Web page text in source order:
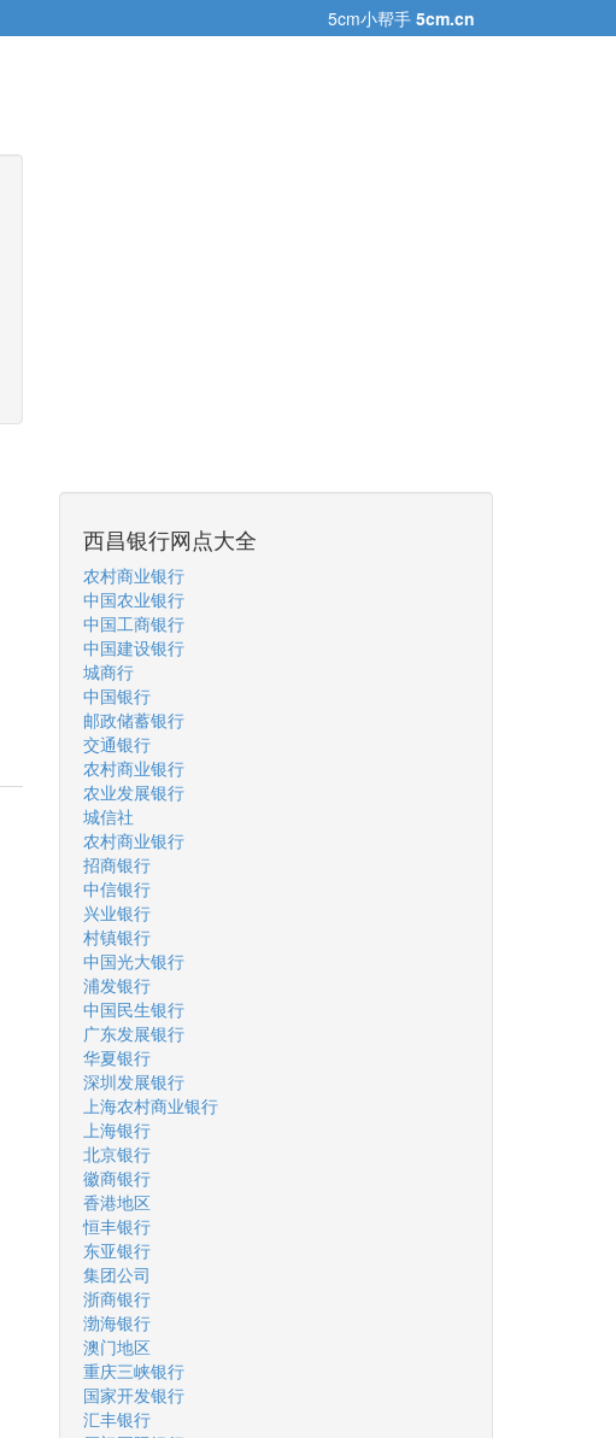
5cm小帮手 5cm.cn
西昌银行网点大全
农村商业银行
中国农业银行
中国工商银行
中国建设银行
城商行
中国银行
邮政储蓄银行
交通银行
农村商业银行
农业发展银行
城信社
农村商业银行
招商银行
中信银行
兴业银行
村镇银行
中国光大银行
浦发银行
中国民生银行
广东发展银行
华夏银行
深圳发展银行
上海农村商业银行
上海银行
北京银行
徽商银行
香港地区
恒丰银行
东亚银行
集团公司
浙商银行
渤海银行
澳门地区
重庆三峡银行
国家开发银行
汇丰银行